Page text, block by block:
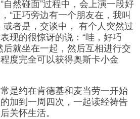
然碰面”过程中，会上演一段好
“正巧旁边有一个朋友在，我叫
或者是，交谈中， 有个人突然过
现的很惊讶的说：“哇，好巧
后就坐在一起，然后互相进行交
度完全可以获得奥斯卡小金
是约在肯德基和麦当劳一开始
加到一周四次，一起读经祷告
关怀生活。